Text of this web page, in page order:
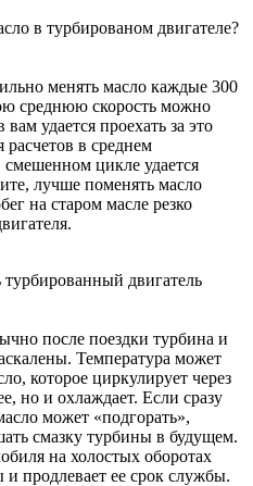
в турбированом двигателе?
менять масло каждые 300
среднюю скорость можно
удается проехать за это
в среднем
цикле удается
лучше поменять масло
на старом масле резко
двигатель
после поездки турбина и
Температура может
которое циркулирует через
но и охлаждает. Если сразу
может «подгорать»,
смазку турбины в будущем.
на холостых оборотах
продлевает ее срок службы.